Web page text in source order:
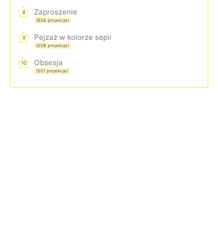
8 Zaproszenie
(656 projekcje)
9 Pejzaż w kolorze sepii
(608 projekcje)
10 Obsesja
(501 projekcje)